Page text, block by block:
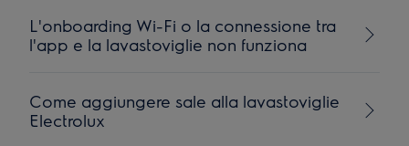
L'onboarding Wi-Fi o la connessione tra
l'app e la lavastoviglie non funziona
Come aggiungere sale alla lavastoviglie
Electrolux